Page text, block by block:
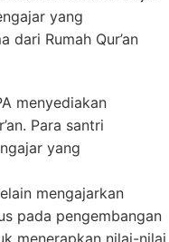
yang
dari Rumah Qur’an
menyediakan
Para santri
yang
mengajarkan
pada pengembangan
menerapkan nilai-nilai